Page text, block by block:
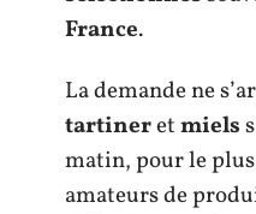
France.
La demande ne
tartineretmiels
matin, pour le
amateurs de